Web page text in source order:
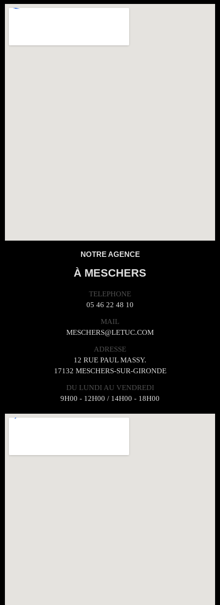
NOTRE AGENCE
À MESCHERS
TELEPHONE
05 46 22 48 10
MAIL
MESCHERS@LETUC.COM
ADRESSE
12 RUE PAUL MASSY.
17132 MESCHERS-SUR-GIRONDE
DU LUNDI AU VENDREDI
9H00 - 12H00 / 14H00 - 18H00